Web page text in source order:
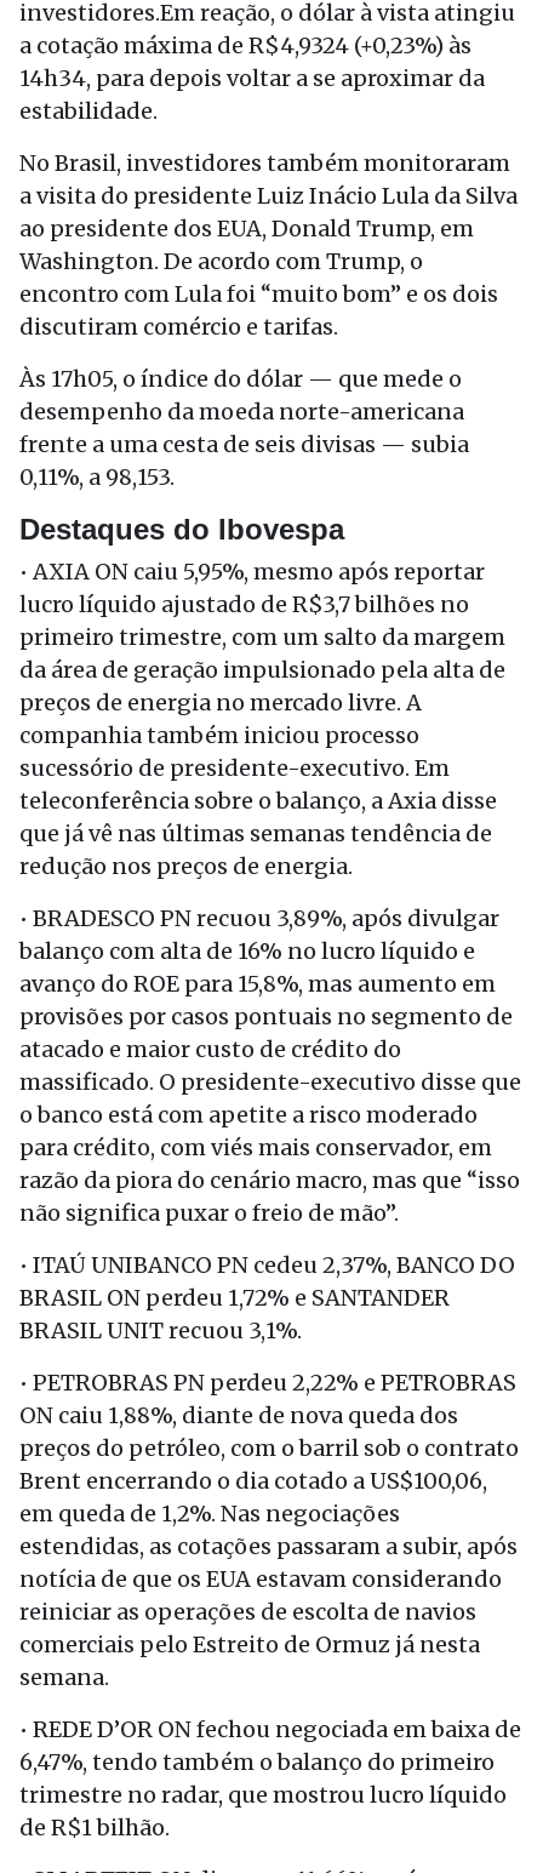
investidores.Em reação, o dólar à vista atingiu
a cotação máxima de R$4,9324 (+0,23%) às
14h34, para depois voltar a se aproximar da
estabilidade.
No Brasil, investidores também monitoraram
a visita do presidente Luiz Inácio Lula da Silva
ao presidente dos EUA, Donald Trump, em
Washington. De acordo com Trump, o
encontro com Lula foi “muito bom” e os dois
discutiram comércio e tarifas.
Às 17h05, o índice do dólar — que mede o
desempenho da moeda norte-americana
frente a uma cesta de seis divisas — subia
0,11%, a 98,153.
Destaques do Ibovespa
• AXIA ON caiu 5,95%, mesmo após reportar
lucro líquido ajustado de R$3,7 bilhões no
primeiro trimestre, com um salto da margem
da área de geração impulsionado pela alta de
preços de energia no mercado livre. A
companhia também iniciou processo
sucessório de presidente-executivo. Em
teleconferência sobre o balanço, a Axia disse
que já vê nas últimas semanas tendência de
redução nos preços de energia.
• BRADESCO PN recuou 3,89%, após divulgar
balanço com alta de 16% no lucro líquido e
avanço do ROE para 15,8%, mas aumento em
provisões por casos pontuais no segmento de
atacado e maior custo de crédito do
massificado. O presidente-executivo disse que
o banco está com apetite a risco moderado
para crédito, com viés mais conservador, em
razão da piora do cenário macro, mas que “isso
não significa puxar o freio de mão”.
• ITAÚ UNIBANCO PN cedeu 2,37%, BANCO DO
BRASIL ON perdeu 1,72% e SANTANDER
BRASIL UNIT recuou 3,1%.
• PETROBRAS PN perdeu 2,22% e PETROBRAS
ON caiu 1,88%, diante de nova queda dos
preços do petróleo, com o barril sob o contrato
Brent encerrando o dia cotado a US$100,06,
em queda de 1,2%. Nas negociações
estendidas, as cotações passaram a subir, após
notícia de que os EUA estavam considerando
reiniciar as operações de escolta de navios
comerciais pelo Estreito de Ormuz já nesta
semana.
• REDE D’OR ON fechou negociada em baixa de
6,47%, tendo também o balanço do primeiro
trimestre no radar, que mostrou lucro líquido
de R$1 bilhão.